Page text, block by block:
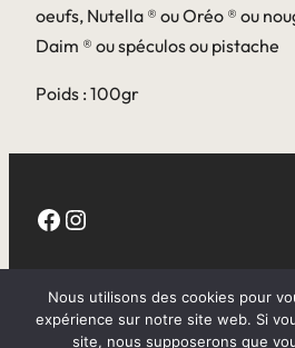
oeufs, Nutella ® ou Oréo ® ou
Daim ® ou spéculos ou pistache
Poids : 100gr
Facebook Instagram
CGV
Nous utilisons des cookies pour
expérience sur notre site web. Si
site, nous supposerons que